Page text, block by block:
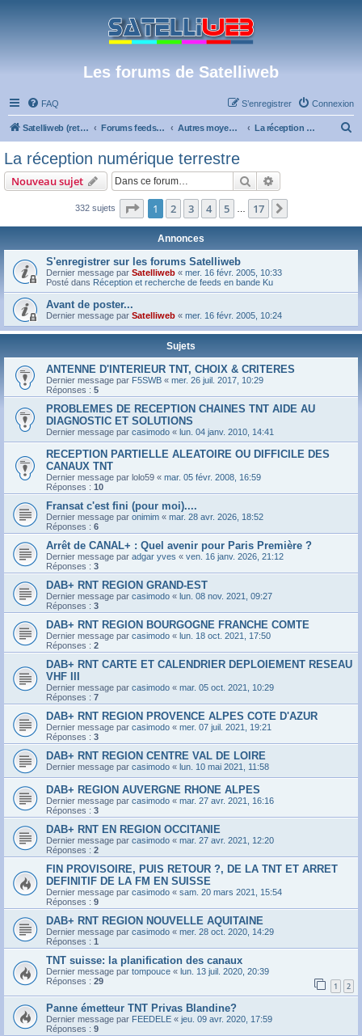
Les forums de Satelliweb
FAQ Connexion
S’enregistrer
Satelliweb (retour vers le site) Forums feeds et réception TV numérique Autres moyens de réception et actualités La réception numérique terrestre
La réception numérique terrestre
Nouveau sujet Rechercher
332 sujets Page 1sur17
1 2 3 4 5 17
Annonces
S'enregistrer sur les forums Satelliweb
Dernier message par Satelliweb « mer. 16 févr. 2005, 10:33
Posté dans Réception et recherche de feeds en bande Ku
Avant de poster...
Dernier message par Satelliweb « mer. 16 févr. 2005, 10:24
Sujets
ANTENNE D'INTERIEUR TNT, CHOIX & CRITERES
Dernier message par F5SWB « mer. 26 juil. 2017, 10:29
Réponses : 5
PROBLEMES DE RECEPTION CHAINES TNT AIDE AU
DIAGNOSTIC ET SOLUTIONS
Dernier message par casimodo « lun. 04 janv. 2010, 14:41
RECEPTION PARTIELLE ALEATOIRE OU DIFFICILE DES
CANAUX TNT
Dernier message par lolo59 « mar. 05 févr. 2008, 16:59
Réponses : 10
Fransat c'est fini (pour moi)....
Dernier message par onimim « mar. 28 avr. 2026, 18:52
Réponses : 6
Arrêt de CANAL+ : Quel avenir pour Paris Première ?
Dernier message par adgar yves « ven. 16 janv. 2026, 21:12
Réponses : 3
DAB+ RNT REGION GRAND-EST
Dernier message par casimodo « lun. 08 nov. 2021, 09:27
Réponses : 3
DAB+ RNT REGION BOURGOGNE FRANCHE COMTE
Dernier message par casimodo « lun. 18 oct. 2021, 17:50
Réponses : 2
DAB+ RNT CARTE ET CALENDRIER DEPLOIEMENT RESEAU
VHF III
Dernier message par casimodo « mar. 05 oct. 2021, 10:29
Réponses : 7
DAB+ RNT REGION PROVENCE ALPES COTE D'AZUR
Dernier message par casimodo « mer. 07 juil. 2021, 19:21
Réponses : 3
DAB+ RNT REGION CENTRE VAL DE LOIRE
Dernier message par casimodo « lun. 10 mai 2021, 11:58
DAB+ REGION AUVERGNE RHONE ALPES
Dernier message par casimodo « mar. 27 avr. 2021, 16:16
Réponses : 3
DAB+ RNT EN REGION OCCITANIE
Dernier message par casimodo « mar. 27 avr. 2021, 12:20
Réponses : 2
FIN PROVISOIRE, PUIS RETOUR ?, DE LA TNT ET ARRET
DEFINITIF DE LA FM EN SUISSE
Dernier message par casimodo « sam. 20 mars 2021, 15:54
Réponses : 9
DAB+ RNT REGION NOUVELLE AQUITAINE
Dernier message par casimodo « mer. 28 oct. 2020, 14:29
Réponses : 1
TNT suisse: la planification des canaux
Dernier message par tompouce « lun. 13 juil. 2020, 20:39
Réponses : 29 1 2
Panne émetteur TNT Privas Blandine?
Dernier message par FEEDELE « jeu. 09 avr. 2020, 17:59
Réponses : 9